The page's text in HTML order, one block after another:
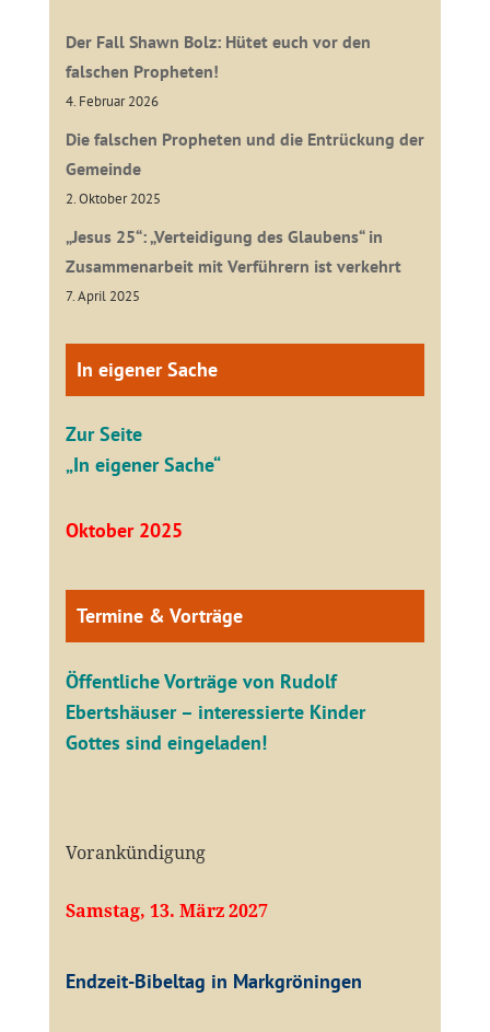
Der Fall Shawn Bolz: Hütet euch vor den
falschen Propheten!
4. Februar 2026
Die falschen Propheten und die Entrückung der
Gemeinde
2. Oktober 2025
„Jesus 25“: „Verteidigung des Glaubens“ in
Zusammenarbeit mit Verführern ist verkehrt
7. April 2025
In eigener Sache
Zur Seite
„In eigener Sache“
Oktober 2025
Termine & Vorträge
Öffentliche Vorträge von Rudolf
Ebertshäuser – interessierte Kinder
Gottes sind eingeladen!
Vorankündigung
Samstag, 13. März 2027
Endzeit-Bibeltag in Markgröningen